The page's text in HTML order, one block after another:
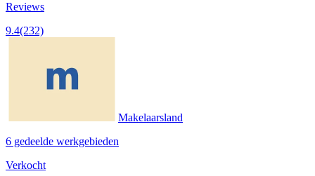
Reviews
9.4(232)
Makelaarsland
6 gedeelde werkgebieden
Verkocht